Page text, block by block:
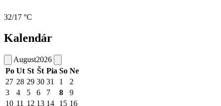
32/17 °C
Kalendár
August2026
Po Ut St Št Pia So Ne
27 28 29 30 31 1
2
3
4 5 6 7 8
9
10 11 12 13 14 15 16